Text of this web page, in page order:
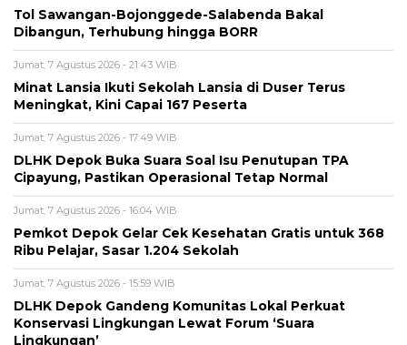
Tol Sawangan-Bojonggede-Salabenda Bakal
Dibangun, Terhubung hingga BORR
Jumat, 7 Agustus 2026 - 21:43 WIB
Minat Lansia Ikuti Sekolah Lansia di Duser Terus
Meningkat, Kini Capai 167 Peserta
Jumat, 7 Agustus 2026 - 17:49 WIB
DLHK Depok Buka Suara Soal Isu Penutupan TPA
Cipayung, Pastikan Operasional Tetap Normal
Jumat, 7 Agustus 2026 - 16:04 WIB
Pemkot Depok Gelar Cek Kesehatan Gratis untuk 368
Ribu Pelajar, Sasar 1.204 Sekolah
Jumat, 7 Agustus 2026 - 15:59 WIB
DLHK Depok Gandeng Komunitas Lokal Perkuat
Konservasi Lingkungan Lewat Forum ‘Suara
Lingkungan’